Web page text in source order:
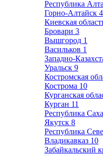
Республика
Горно-Алтайск 4
Киевская
Бровари 3
Вышгород 1
Васильков 1
Западно-
Уральск 9
Костромская
Кострома 10
Курганская
Курган 11
Республика
Якутск 8
Республика
Владикавказ 10
Забайкальский